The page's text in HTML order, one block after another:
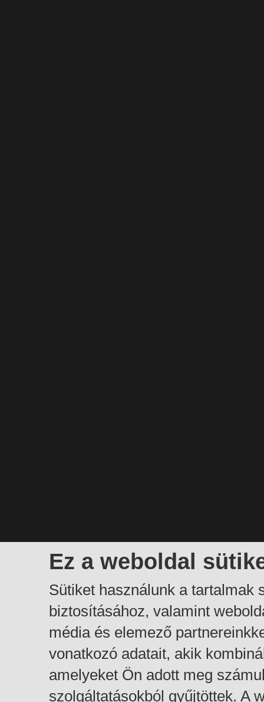
Ez a weboldal
Sütiket használunk a tartalmak
biztosításához, valamint
média és elemező
vonatkozó adatait, akik
amelyeket Ön adott meg
szolgáltatásokból gyűjtöttek. A